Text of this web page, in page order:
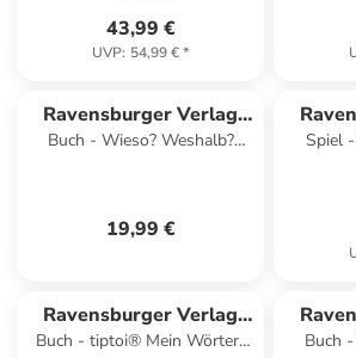
43,99 €
UVP: 54,99 €*
Ravensburger Verlag
GmbH
Buch - Wieso? Weshalb?
19,99 €
Spiel
Ravensburger Verlag
GmbH
Buch - tiptoi® Mein Wörter-
Buch